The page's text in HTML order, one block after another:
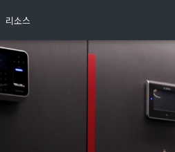
리소스